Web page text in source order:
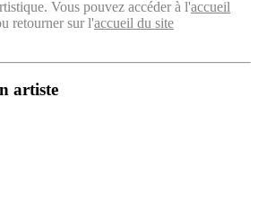
Vous pouvez accéder à l'accueil
retourner sur l'accueil du site
artiste